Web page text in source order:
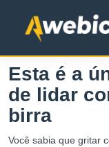
Esta é a
de lidar
birra
Você sabia que gritar